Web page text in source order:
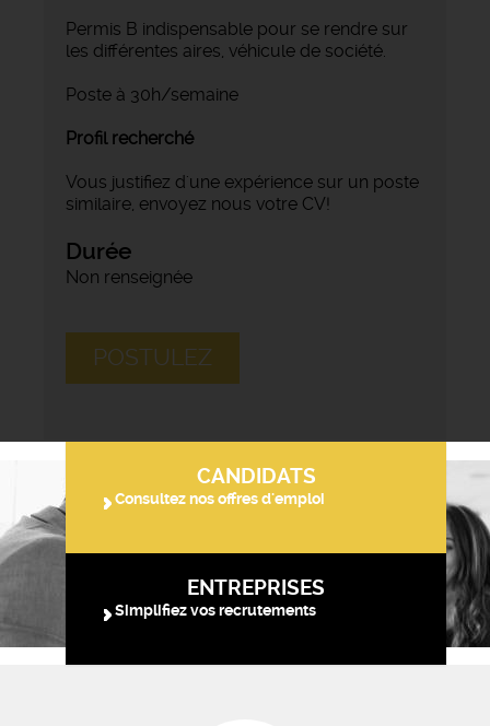
Permis B indispensable pour se rendre sur
les différentes aires, véhicule de société.
Poste à 30h/semaine
Profil recherché
Vous justifiez d'une expérience sur un poste
similaire, envoyez nous votre CV!
Durée
Non renseignée
POSTULEZ
CANDIDATS
Consultez nos offres d'emploi
ENTREPRISES
Simplifiez vos recrutements